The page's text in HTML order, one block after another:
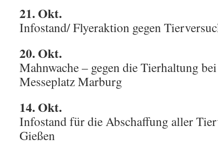
21. Okt.
Infostand/ Flyeraktion gegen
20. Okt.
Mahnwache – gegen die Tierhaltung
Messeplatz Marburg
14. Okt.
Infostand für die Abschaffung aller
Gießen